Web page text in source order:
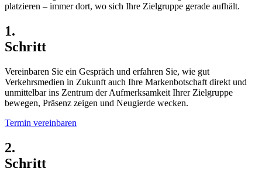
platzieren – immer dort, wo sich Ihre Zielgruppe gerade aufhält.
1.
Schritt
Vereinbaren Sie ein Gespräch und erfahren Sie, wie gut
Verkehrsmedien in Zukunft auch Ihre Markenbotschaft direkt und
unmittelbar ins Zentrum der Aufmerksamkeit Ihrer Zielgruppe
bewegen, Präsenz zeigen und Neugierde wecken.
Termin vereinbaren
2.
Schritt